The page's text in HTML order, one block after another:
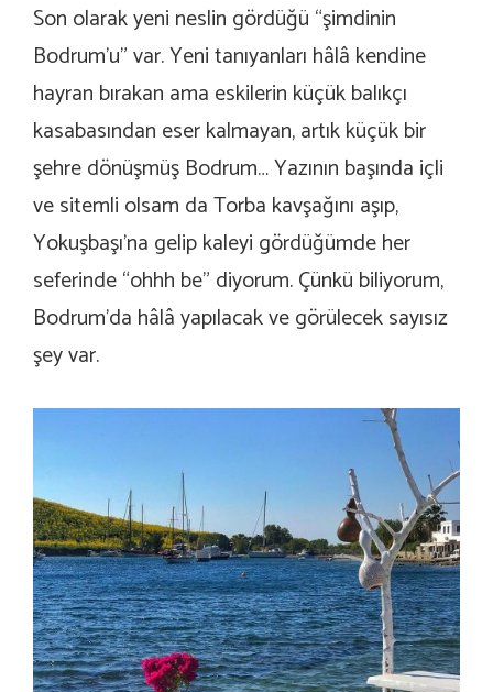
Son olarak yeni neslin gördüğü “şimdinin
Bodrum’u” var. Yeni tanıyanları hâlâ kendine
hayran bırakan ama eskilerin küçük balıkçı
kasabasından eser kalmayan, artık küçük bir
şehre dönüşmüş Bodrum… Yazının başında içli
ve sitemli olsam da Torba kavşağını aşıp,
Yokuşbaşı’na gelip kaleyi gördüğümde her
seferinde “ohhh be” diyorum. Çünkü biliyorum,
Bodrum’da hâlâ yapılacak ve görülecek sayısız
şey var.